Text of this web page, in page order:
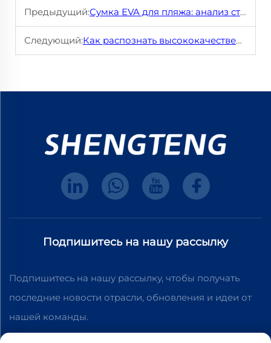
Предыдущий:Сумка EVA для пляжа: анализ стиля и функциональности
Следующий:Как распознать высококачественную пляжную сумку-тоте?
Подпишитесь на нашу рассылку
Подпишитесь на нашу рассылку, чтобы получать
последние новости отрасли, обновления и идеи от
нашей команды.